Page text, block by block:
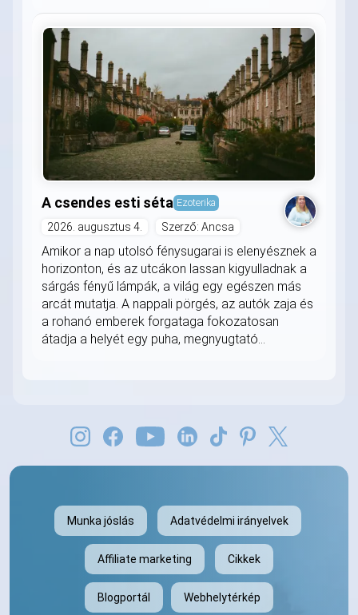
A csendes esti séta Ezoterika
2026. augusztus 4. Szerző: Ancsa
Amikor a nap utolsó fénysugarai is elenyésznek a
horizonton, és az utcákon lassan kigyulladnak a
sárgás fényű lámpák, a világ egy egészen más
arcát mutatja. A nappali pörgés, az autók zaja és
a rohanó emberek forgataga fokozatosan
átadja a helyét egy puha, megnyugtató...
Munka jóslás Adatvédelmi irányelvek
Affiliate marketing Cikkek
Blogportál Webhelytérkép